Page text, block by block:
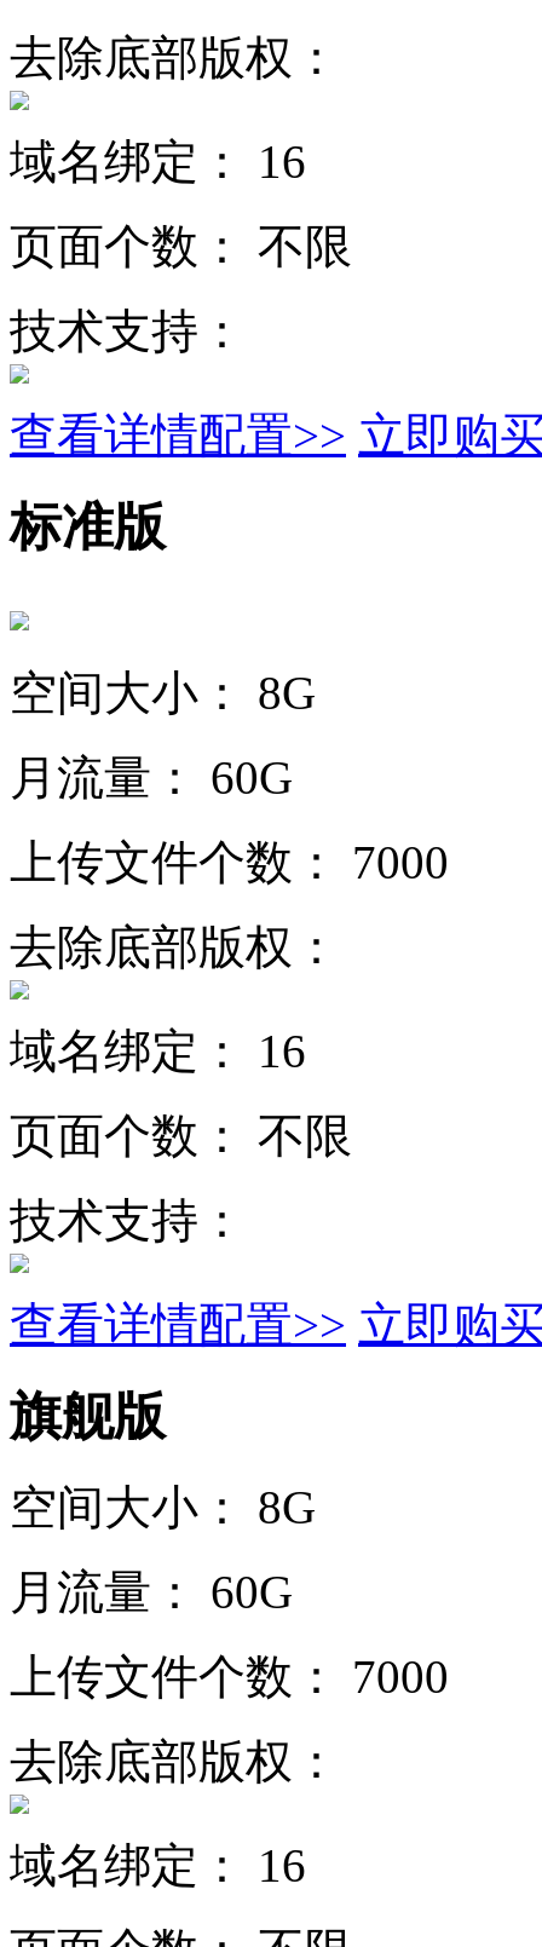
去除底部版权：
域名绑定：
16
页面个数：
不限
技术支持：
查看详情配置>> 立即购
标准版
空间大小：
8G
月流量：
60G
上传文件个数：
7000
去除底部版权：
域名绑定：
16
页面个数：
不限
技术支持：
查看详情配置>> 立即购
旗舰版
空间大小：
8G
月流量：
60G
上传文件个数：
7000
去除底部版权：
域名绑定：
16